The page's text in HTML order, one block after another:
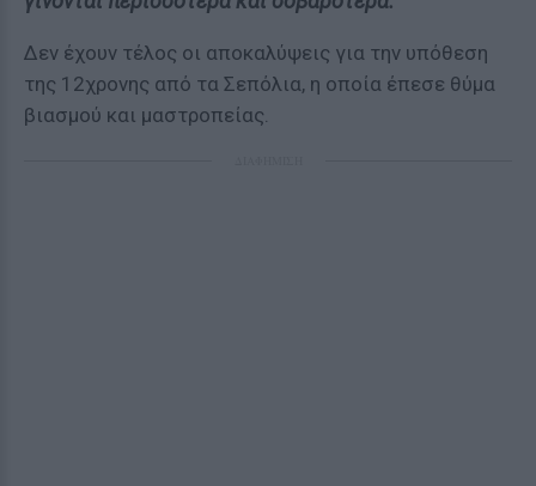
Δεν έχουν τέλος οι αποκαλύψεις για την υπόθεση
της 12χρονης από τα Σεπόλια, η οποία έπεσε θύμα
βιασμού και μαστροπείας.